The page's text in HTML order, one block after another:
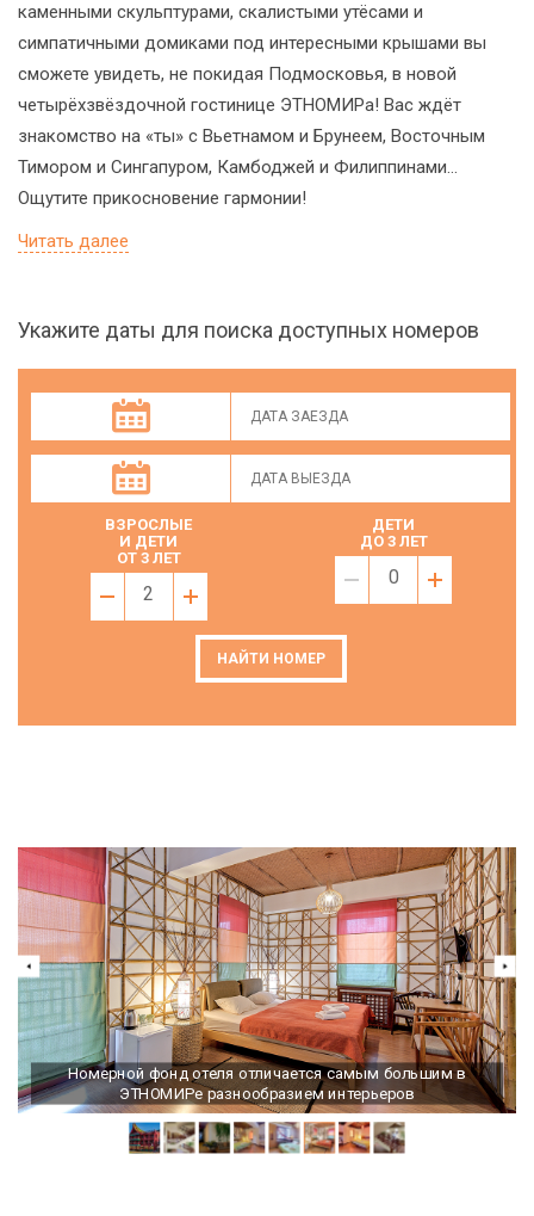
каменными скульптурами, скалистыми утёсами и
симпатичными домиками под интересными крышами вы
сможете увидеть, не покидая Подмосковья, в новой
четырёхзвёздочной гостинице ЭТНОМИРа! Вас ждёт
знакомство на «ты» с Вьетнамом и Брунеем, Восточным
Тимором и Сингапуром, Камбоджей и Филиппинами…
Ощутите прикосновение гармонии!
Читать далее
Укажите даты для поиска доступных номеров
ВЗРОСЛЫЕ
И ДЕТИ
ОТ 3 ЛЕТ
2
ДЕТИ
ДО 3 ЛЕТ
0
НАЙТИ НОМЕР
Номерной фонд отеля отличается самым большим в
ЭТНОМИРе разнообразием интерьеров